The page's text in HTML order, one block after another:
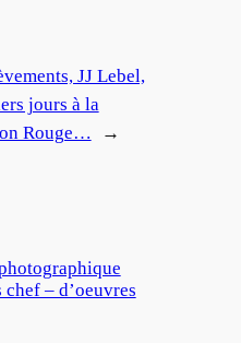
JJ Lebel,
jours à la
Rouge…
→
chef – d’oeuvres